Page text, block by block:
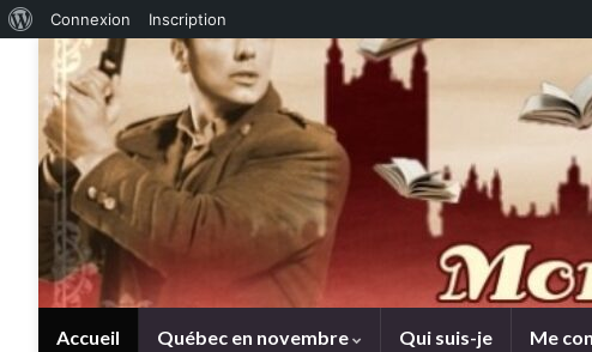
À propos de WordPress
Connexion Inscription
Accueil Québec en novembre Qui suis-je Me